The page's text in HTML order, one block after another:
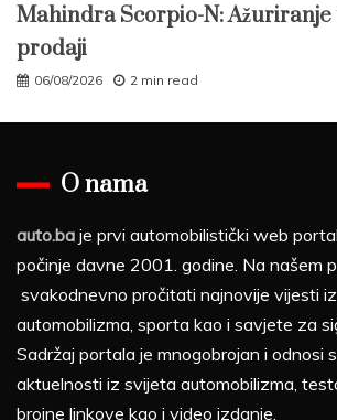
Mahindra Scorpio-N:
prodaji
06/08/2026 2 min read
O nama
auto.ba je prvi automobilistički web
počinje davne 2001. godine. Na našem
svakodnevno pročitati najnovije vijesti
automobilizma, sporta kao i savjete za
Sadržaj portala je mnogobrojan i odnosi
aktuelnosti iz svijeta automobilizma,
brojne linkove kao i video izdanje.